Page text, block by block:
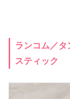
ランコム／
スティック